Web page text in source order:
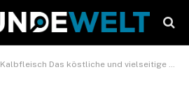
Kalbfleisch Das köstliche und vielseitige Fleisch junger Kälber